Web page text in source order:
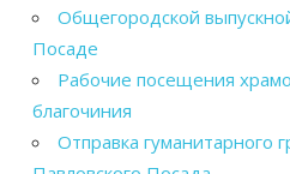
Общегородской
Посаде
Рабочие посещения
благочиния
Отправка гуманитарного